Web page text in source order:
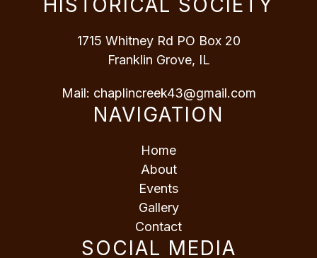
HISTORICAL SOCIETY
1715 Whitney Rd PO Box 20
Franklin Grove, IL
Mail: chaplincreek43@gmail.com
NAVIGATION
Home
About
Events
Gallery
Contact
SOCIAL MEDIA